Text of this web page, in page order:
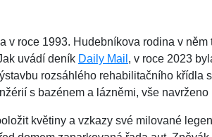
v roce 1993. Hudebníkova rodina v něm
uvádí deník Daily Mail , v roce 2023
rozsáhlého rehabilitačního křídla
s bazénem a lázněmi, vše navrženo
květiny a vzkazy své milované